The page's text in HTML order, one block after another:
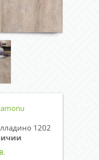
1202